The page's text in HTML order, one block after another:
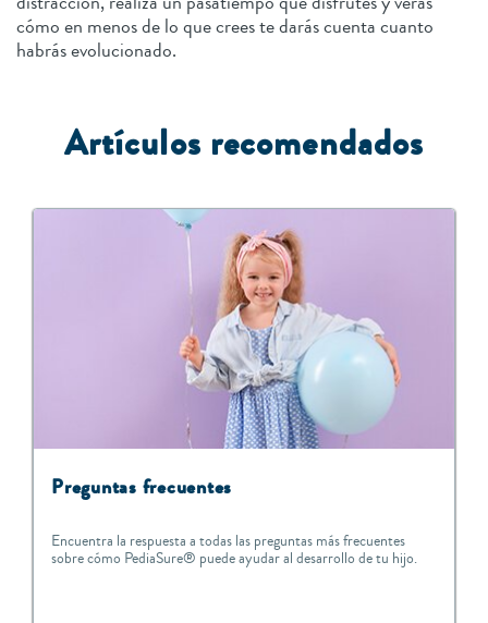
cómo en menos de lo que crees te darás cuenta cuanto
habrás evolucionado.
Artículos recomendados
Preguntas frecuentes
Encuentra la respuesta a todas las preguntas más frecuentes
sobre cómo PediaSure® puede ayudar al desarrollo de tu hijo.